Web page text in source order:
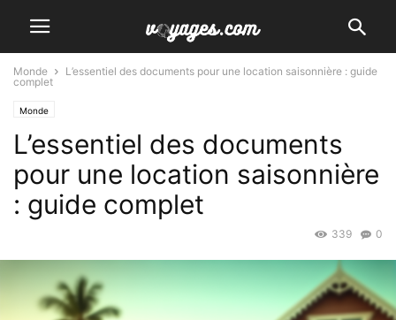
Monde
L’essentiel des documents pour une location saisonnière : guide
complet
Monde
L’essentiel des documents
pour une location saisonnière
: guide complet
0
339